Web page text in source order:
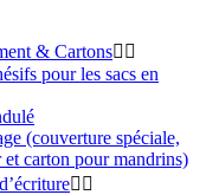
& Cartons 
pour les sacs en
(couverture spéciale,
et carton pour mandrins)
 